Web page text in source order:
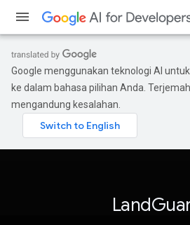
Google menggunakan teknologi AI
ke dalam bahasa pilihan Anda.
mengandung kesalahan.